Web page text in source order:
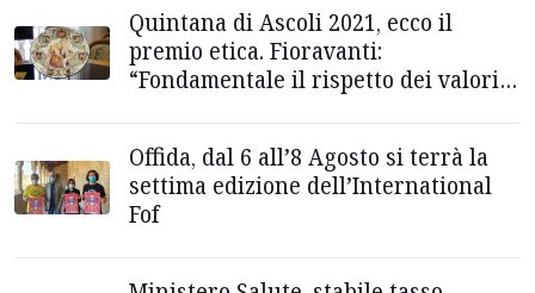
Quintana di Ascoli 2021, ecco il
premio etica. Fioravanti:
“Fondamentale il rispetto dei valori
Offida, dal 6 all’8 Agosto si terrà la
settima edizione dell’International
Fof